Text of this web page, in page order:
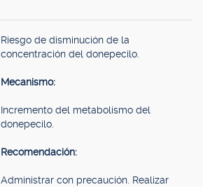
Riesgo de disminución de la
concentración del donepecilo.
Mecanismo:
Incremento del metabolismo del
donepecilo.
Recomendación:
Administrar con precaución. Realizar